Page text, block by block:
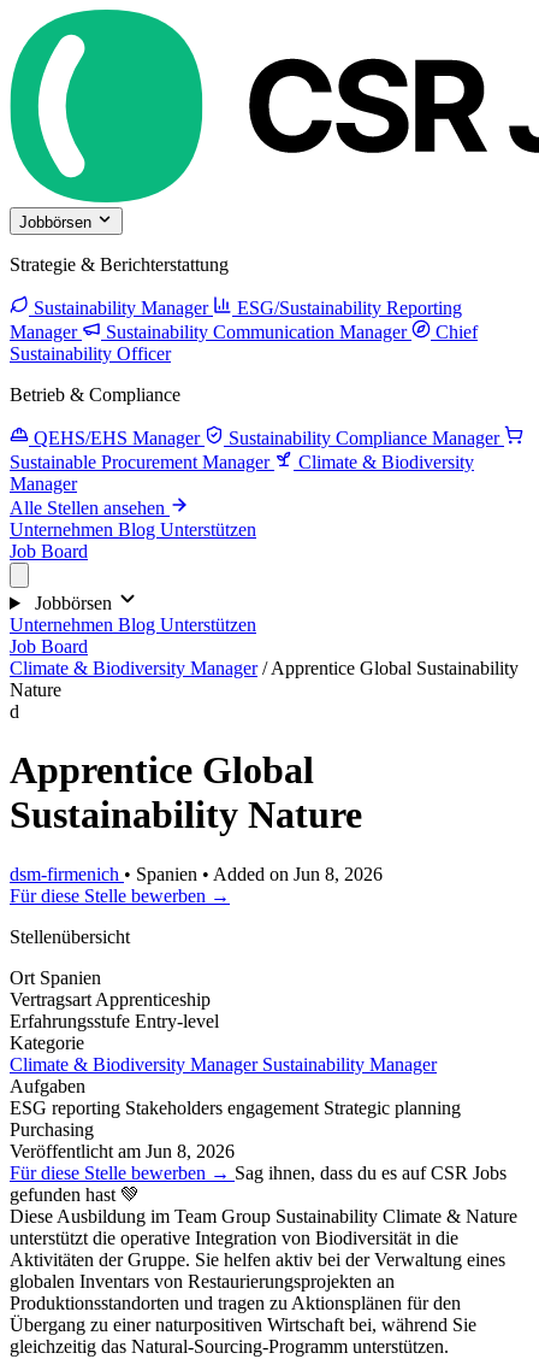
Jobbörsen
Strategie & Berichterstattung
Sustainability Manager
ESG/Sustainability Reporting
Manager
Sustainability Communication Manager
Chief
Sustainability Officer
Betrieb & Compliance
QEHS/EHS Manager
Sustainability Compliance Manager
Sustainable Procurement Manager
Climate & Biodiversity
Manager
Alle Stellen ansehen
Unternehmen Blog Unterstützen
Job Board
Jobbörsen
Unternehmen Blog Unterstützen
Job Board
Climate & Biodiversity Manager / Apprentice Global Sustainability
Nature
d
Apprentice Global
Sustainability Nature
dsm-firmenich • Spanien • Added on Jun 8, 2026
Für diese Stelle bewerben →
Stellenübersicht
Ort Spanien
Vertragsart Apprenticeship
Erfahrungsstufe Entry-level
Kategorie
Climate & Biodiversity Manager Sustainability Manager
Aufgaben
ESG reporting Stakeholders engagement Strategic planning
Purchasing
Veröffentlicht am Jun 8, 2026
Für diese Stelle bewerben → Sag ihnen, dass du es auf CSR Jobs
gefunden hast 💚
Diese Ausbildung im Team Group Sustainability Climate & Nature
unterstützt die operative Integration von Biodiversität in die
Aktivitäten der Gruppe. Sie helfen aktiv bei der Verwaltung eines
globalen Inventars von Restaurierungsprojekten an
Produktionsstandorten und tragen zu Aktionsplänen für den
Übergang zu einer naturpositiven Wirtschaft bei, während Sie
gleichzeitig das Natural-Sourcing-Programm unterstützen.